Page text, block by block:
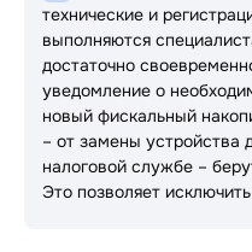
технические и
выполняются
достаточно
уведомление о
новый фискальный
– от замены устройства
налоговой службе –
Это позволяет